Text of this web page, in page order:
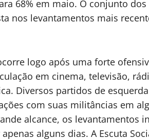
68% em maio. O conjunto
nos levantamentos mais
logo após uma forte
em cinema, televisão,
Diversos partidos de
com suas militâncias em
alcance, os levantamentos
alguns dias. A Escuta